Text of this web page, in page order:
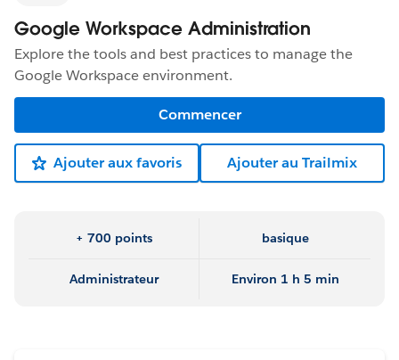
Google Workspace Administration
Explore the tools and best practices to manage the
Google Workspace environment.
Commencer
Ajouter aux favoris Ajouter au Trailmix
+ 700 points basique
Administrateur Environ 1 h 5 min